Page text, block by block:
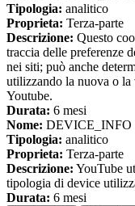
Tipologia: analitico
Proprieta: Terza-parte
Descrizione: Questo
traccia delle preferenze
nei siti; può anche
utilizzando la nuova o
Youtube.
Durata: 6 mesi
Nome: DEVICE_INFO
Tipologia: analitico
Proprieta: Terza-parte
Descrizione: YouTube
tipologia di device
Durata: 6 mesi